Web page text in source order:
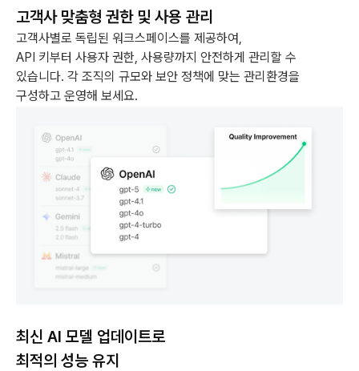
고객사 맞춤형 권한 및 사용 관리
고객사별로 독립된 워크스페이스를 제공하여,
API 키부터 사용자 권한, 사용량까지 안전하게 관리할 수
있습니다. 각 조직의 규모와 보안 정책에 맞는 관리환경을
구성하고 운영해 보세요.
최신 AI 모델 업데이트로
최적의 성능 유지